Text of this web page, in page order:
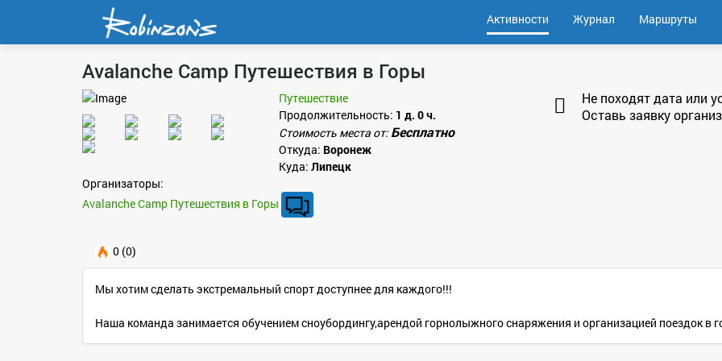
Активности Журнал Маршруты
Avalanche Camp Путешествия в Горы
Путешествие
Продолжительность: 1 д. 0 ч.
Стоимость места от: Бесплатно
Откуда: Воронеж
Куда: Липецк
Организаторы:
Avalanche Camp Путешествия в Горы
0 (0)
Не походят дата или
Оставь заявку
Мы хотим сделать экстремальный спорт доступнее для каждого!!!
Наша команда занимается обучением сноубордингу,арендой горнолыжного снаряжения и организацией поездок в